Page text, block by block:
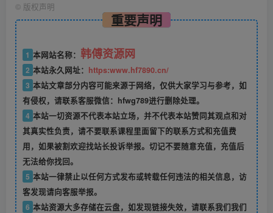
© 版权声明
重要声明
1 本网站名称： 韩傅资源网
2 本站永久网址： https:www.hf7890.cn/
3 本站文章部分内容可能来源于网络，仅供大家学习与参考，如
有侵权，请联系客服微信：hfwg789进行删除处理。
4 本站一切资源不代表本站立场，并不代表本站赞同其观点和对
其真实性负责，请不要联系课程里面留下的联系方式和充值费
用，如果被割欢迎找站长投诉举报。切记不要随意充值，充值后
无法给你找回。
5 本站一律禁止以任何方式发布或转载任何违法的相关信息，访
客发现请向客服举报。
6 本站资源大多存储在云盘，如发现链接失效，请联系我们我们